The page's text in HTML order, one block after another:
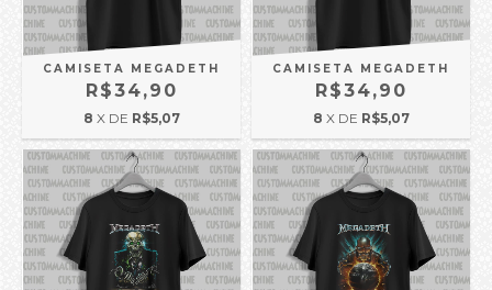
CAMISETA MEGADETH
R$34,90
8 X DE R$5,07
CAMISETA MEGADETH
R$34,90
8 X DE R$5,07